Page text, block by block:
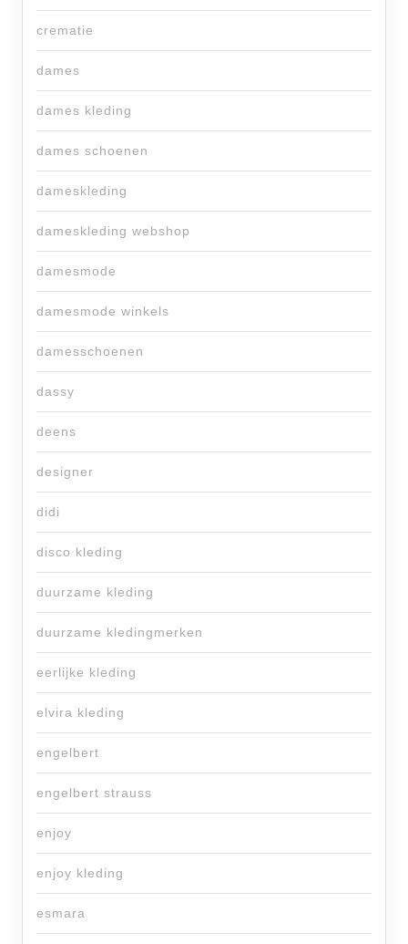
crematie
dames
dames kleding
dames schoenen
dameskleding
dameskleding webshop
damesmode
damesmode winkels
damesschoenen
dassy
deens
designer
didi
disco kleding
duurzame kleding
duurzame kledingmerken
eerlijke kleding
elvira kleding
engelbert
engelbert strauss
enjoy
enjoy kleding
esmara